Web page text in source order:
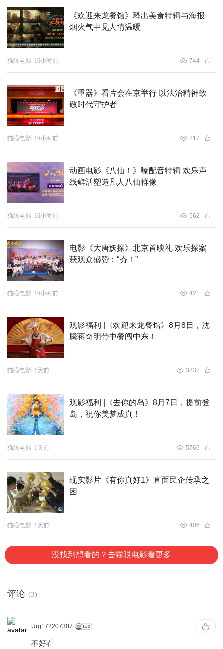
家庭、校园霸凌，这些看似与青春无关的沉重议题，却在这
部影片中得到了深刻的探讨和呈现。
莫醒醒和米砂都各自背负着原生家庭的阴影，醒醒意外发现
妈妈的日记本，得知自己其实并不被珍惜；米砂一直伪装的
家庭和睦，掩盖了从小没有妈妈的真相。这些家庭问题如同
无形的枷锁，束缚着她们的心灵，影响着她们的成长。同
样，校园霸凌也是电影中不容忽视的话题。很多人会习惯性
起，然而，《沙漏》却打破了这种刻板印象。蒋蓝这样的角
卑、嫉妒、控制欲等，而走上了施暴的道路。她的行为不仅
给受害者带来了身体上的伤害，更在心灵上留下了难以磨灭
的创伤，这正是校园霸凌的复杂性。
当然，电影并没有仅仅停留在展示这些问题的层面，而是通
过主角们的努力和勇气，传递出反抗和不留遗憾的强烈信
息。正如观众所说，“这是一部很有力量的电影，讲的是青
春的故事，却没有青春电影里的惯用的各种不堪梗。基调始
春时光里一切的变化，不沉溺年少的悸动，不被外物所扰，
力。”可见影片并非传统意义上的“青春疼痛”，在很多细微处
都值得深入探讨，同时在这个毕业季和最好的朋友共同回望
青春、许下继续携手相伴的誓言。
《欢迎来龙餐馆》释出美食特辑与海报
烟火气中见人情温暖
猫眼电影 16小时前 744
《重器》看片会在京举行 以法治精神致
敬时代守护者
猫眼电影 16小时前 217
动画电影《八仙！》曝配音特辑 欢乐声
线鲜活塑造凡人八仙群像
猫眼电影 16小时前 562
电影《大唐妖探》北京首映礼 欢乐探案
获观众盛赞：“夯！”
猫眼电影 16小时前 421
观影福利 |《欢迎来龙餐馆》8月8日，沈
腾蒋奇明带中餐闯中东！
猫眼电影 1天前 3837
观影福利 |《去你的岛》8月7日，提前登
岛，祝你美梦成真！
猫眼电影 1天前 5766
现实影片《有你真好1》直面民企传承之
困
猫眼电影 1天前 406
没找到想看的？去猫眼电影看更多
评论 (3)
Urg172207307
不好看